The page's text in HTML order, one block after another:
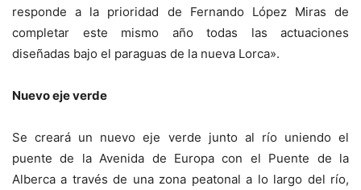
responde a la prioridad de Fernando López Miras de
completar este mismo año todas las actuaciones
diseñadas bajo el paraguas de la nueva Lorca».
Nuevo eje verde
Se creará un nuevo eje verde junto al río uniendo el
puente de la Avenida de Europa con el Puente de la
Alberca a través de una zona peatonal a lo largo del río,